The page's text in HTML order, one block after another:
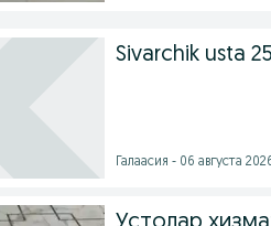
Sivarchik usta 25
Галаасия - 06 августа